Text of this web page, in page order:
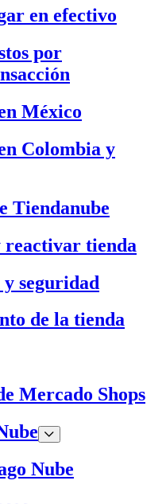
en efectivo
por
México
Colombia y
Tiendanube
reactivar tienda
seguridad
de la tienda
Mercado Shops
Nube